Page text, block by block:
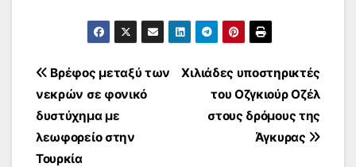
Πλοήγηση
άρθρων
Χιλιάδες υποστηρικτές
του Οζγκιούρ Οζέλ
στους δρόμους της
Άγκυρας
Βρέφος μεταξύ των
νεκρών σε φονικό
δυστύχημα με
λεωφορείο στην
Τουρκία